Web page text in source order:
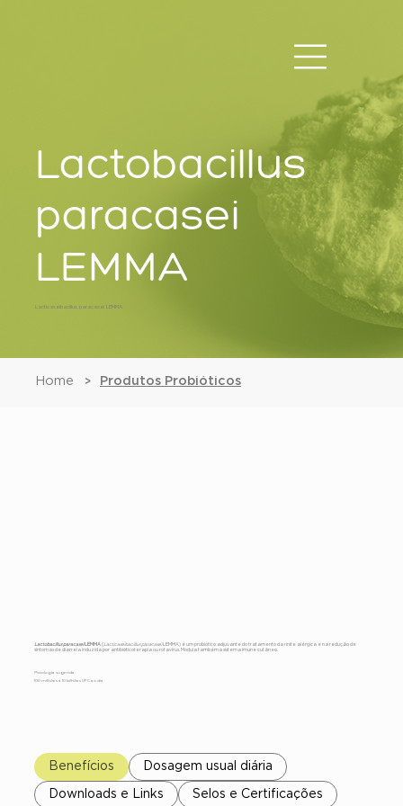
Lactobacillus
paracasei
LEMMA
Lacticaseibacillus paracasei LEMMA
Home > Produtos Probióticos
Lactobacillus paracaseiLEMMA (Lacticaseibacillus paracaseiLEMMA) é um probiótico adjuvante do tratamento da rinite alérgica e na redução de
sintomas de diarreia induzida por antibioticoterapia ou rotavírus. Modula também o sistema imune cutâneo.
Posologia sugerida:
100 milhões a 10 bilhões UFC ao dia
Benefícios Dosagem usual diária
Downloads e Links Selos e Certificações